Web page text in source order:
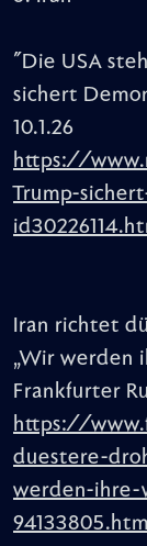
"Die USA
sichert
10.1.26
https://
Trump-
Iran richtet
„Wir werden
Frankfurter
https://
duestere-
werden-ihre-
94133805.html